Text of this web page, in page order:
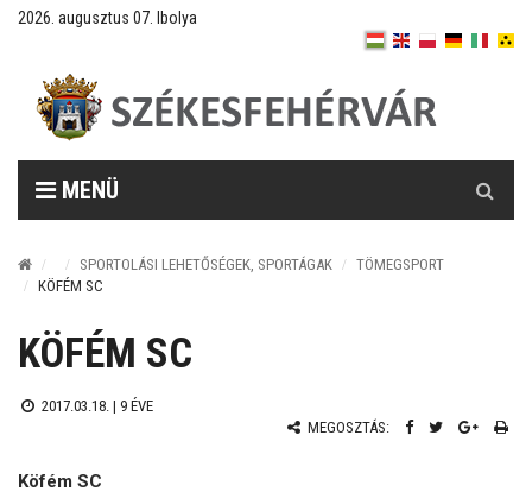
2026. augusztus 07. Ibolya
MENÜ
SPORTOLÁSI LEHETŐSÉGEK, SPORTÁGAK
TÖMEGSPORT
KÖFÉM SC
KÖFÉM SC
2017.03.18. | 9 ÉVE
MEGOSZTÁS:
Köfém SC